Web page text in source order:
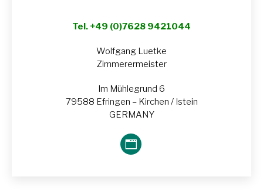
Tel. +49 (0)7628 9421044
Wolfgang Luetke
Zimmerermeister
Im Mühlegrund 6
79588 Efringen – Kirchen / Istein
GERMANY
Blog